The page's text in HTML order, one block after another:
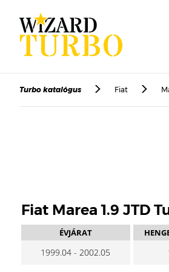
Turbo katalógus Fiat
Fiat Marea 1.9 JTD
ÉVJÁRAT
1999.04 - 2002.05